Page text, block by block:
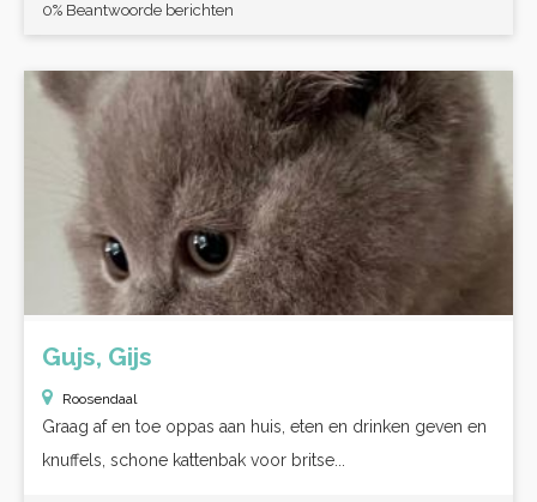
0% Beantwoorde berichten
Gujs, Gijs
Roosendaal
Graag af en toe oppas aan huis, eten en drinken geven en
knuffels, schone kattenbak voor britse...